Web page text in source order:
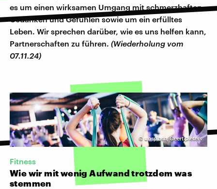
es um einen wirksamen Umgang mit schmerzhaften
Gedanken und Gefühlen sowie um ein erfülltes
Leben. Wir sprechen darüber, wie es uns helfen kann,
Partnerschaften zu führen. (Wiederholung vom
07.11.24)
© unsplash/Geert pieters
Fitness
Wie wir mit wenig Aufwand trotzdem was
stemmen